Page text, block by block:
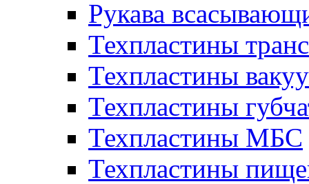
Рукава
Техпластины
Техпластины
Техпластины
Техпластины МБС
Техпластины